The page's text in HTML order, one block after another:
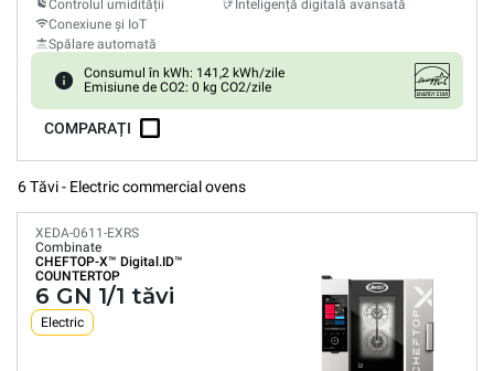
Controlul umidității
Conexiune și IoT
Spălare automată
Inteligență digitală avansată
Consumul în kWh: 141,2 kWh/zile
Emisiune de CO2: 0 kg CO2/zile
COMPARAȚI
6 Tăvi - Electric commercial ovens
XEDA-0611-EXRS
Combinate
CHEFTOP-X™ Digital.ID™
COUNTERTOP
6 GN 1/1 tăvi
Electric